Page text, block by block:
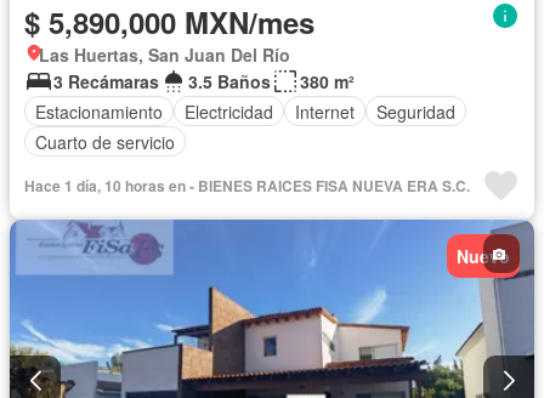
$ 5,890,000 MXN/mes
Las Huertas, San Juan Del Río
3 Recámaras
3.5 Baños
380 m²
Estacionamiento
Electricidad Internet
Seguridad
Cuarto de servicio
Hace 1 día, 10 horas en - BIENES RAICES FISA NUEVA ERA S.C.
Nuevo